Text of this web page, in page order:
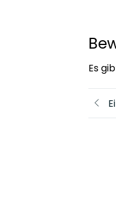
Es